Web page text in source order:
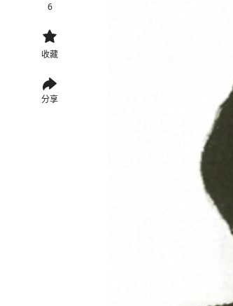
6
收藏
分享